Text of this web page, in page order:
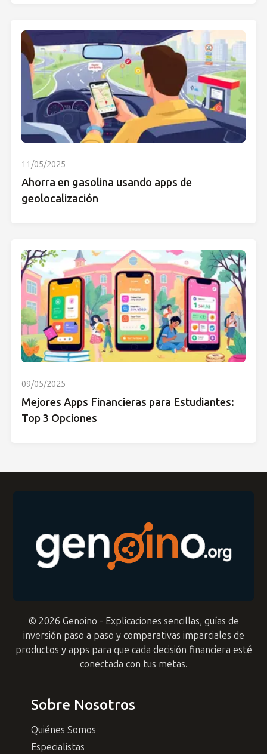
11/05/2025
Ahorra en gasolina usando apps de
geolocalización
09/05/2025
Mejores Apps Financieras para Estudiantes:
Top 3 Opciones
© 2026 Genoino - Explicaciones sencillas, guías de
inversión paso a paso y comparativas imparciales de
productos y apps para que cada decisión financiera esté
conectada con tus metas.
Sobre Nosotros
Quiénes Somos
Especialistas